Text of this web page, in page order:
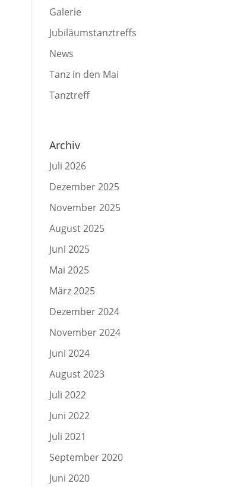
Galerie
Jubiläumstanztreffs
News
Tanz in den Mai
Tanztreff
Archiv
Juli 2026
Dezember 2025
November 2025
August 2025
Juni 2025
Mai 2025
März 2025
Dezember 2024
November 2024
Juni 2024
August 2023
Juli 2022
Juni 2022
Juli 2021
September 2020
Juni 2020